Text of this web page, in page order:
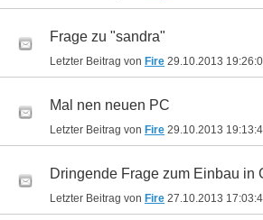
Frage zu "sandra"
Letzter Beitrag von Fire 29.10.2013
Mal nen neuen PC
Letzter Beitrag von Fire 29.10.2013
Dringende Frage zum Einbau in
Letzter Beitrag von Fire 27.10.2013